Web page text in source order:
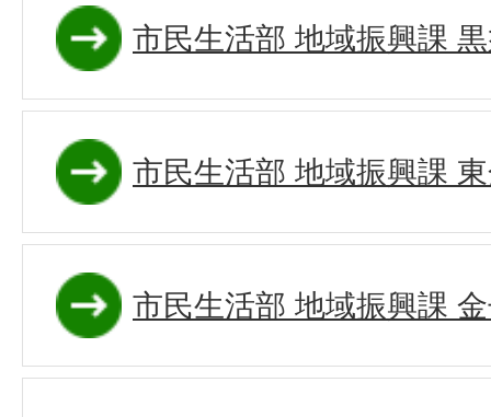
市民生活部 地域振興課
市民生活部 地域振興課
市民生活部 地域振興課